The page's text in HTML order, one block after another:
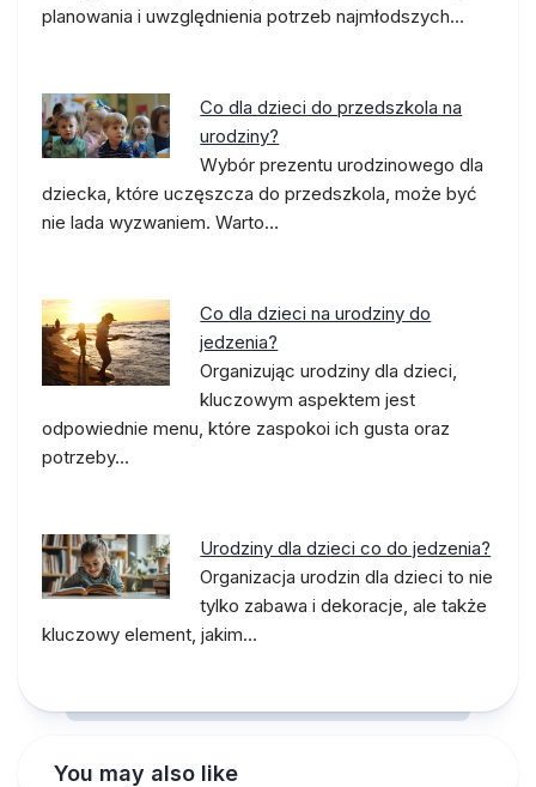
planowania i uwzględnienia potrzeb najmłodszych…
Co dla dzieci do przedszkola na
urodziny?
Wybór prezentu urodzinowego dla
dziecka, które uczęszcza do przedszkola, może być
nie lada wyzwaniem. Warto…
Co dla dzieci na urodziny do
jedzenia?
Organizując urodziny dla dzieci,
kluczowym aspektem jest
odpowiednie menu, które zaspokoi ich gusta oraz
potrzeby…
Urodziny dla dzieci co do jedzenia?
Organizacja urodzin dla dzieci to nie
tylko zabawa i dekoracje, ale także
kluczowy element, jakim…
You may also like